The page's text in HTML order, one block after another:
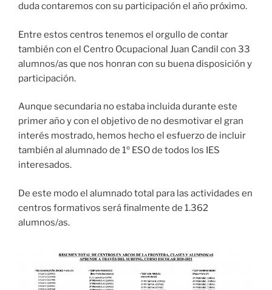
duda contaremos con su participación el año próximo.
Entre estos centros tenemos el orgullo de contar
también con el Centro Ocupacional Juan Candil con 33
alumnos/as que nos honran con su buena disposición y
participación.
Aunque secundaria no estaba incluida durante este
primer año y con el objetivo de no desmotivar el gran
interés mostrado, hemos hecho el esfuerzo de incluir
también al alumnado de 1º ESO de todos los IES
interesados.
De este modo el alumnado total para las actividades en
centros formativos será finalmente de 1.362
alumnos/as.